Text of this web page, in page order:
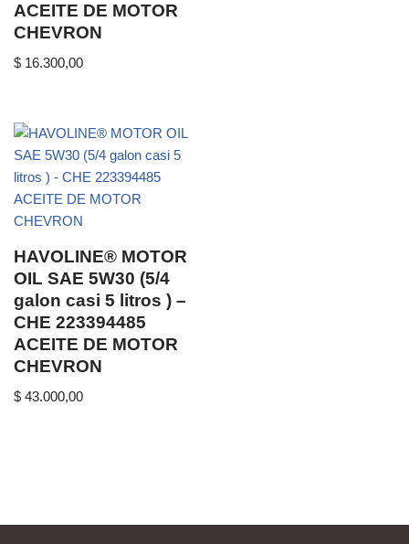
ACEITE DE MOTOR
CHEVRON
$ 16.300,00
HAVOLINE® MOTOR
OIL SAE 5W30 (5/4
galon casi 5 litros ) –
CHE 223394485
ACEITE DE MOTOR
CHEVRON
$ 43.000,00